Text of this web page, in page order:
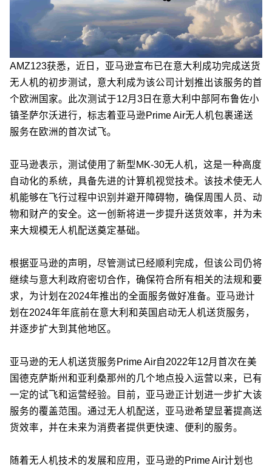
AMZ123获悉，近日，亚马逊宣布已在意大利成功完成送货
无人机的初步测试，意大利成为该公司计划推出该服务的首
个欧洲国家。此次测试于12月3日在意大利中部阿布鲁佐小
镇圣萨尔沃进行，标志着亚马逊Prime Air无人机包裹递送
服务在欧洲的首次试飞。
亚马逊表示，测试使用了新型MK-30无人机，这是一种高度
自动化的系统，具备先进的计算机视觉技术。该技术使无人
机能够在飞行过程中识别并避开障碍物，确保周围人员、动
物和财产的安全。这一创新将进一步提升送货效率，并为未
来大规模无人机配送奠定基础。
根据亚马逊的声明，尽管测试已经顺利完成，但该公司仍将
继续与意大利政府密切合作，确保符合所有相关的法规和要
求，为计划在2024年推出的全面服务做好准备。亚马逊计
划在2024年年底前在意大利和英国启动无人机送货服务，
并逐步扩大到其他地区。
亚马逊的无人机送货服务Prime Air自2022年12月首次在美
国德克萨斯州和亚利桑那州的几个地点投入运营以来，已有
一定的试飞和运营经验。目前，亚马逊正计划进一步扩大该
服务的覆盖范围。通过无人机配送，亚马逊希望显著提高送
货效率，并在未来为消费者提供更快速、便利的服务。
随着无人机技术的发展和应用，亚马逊的Prime Air计划也